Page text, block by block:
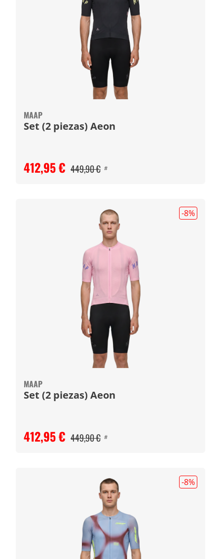
MAAP
Set (2 piezas) Aeon
412,95 € 449,90 € #
-8%
MAAP
Set (2 piezas) Aeon
412,95 € 449,90 € #
-8%